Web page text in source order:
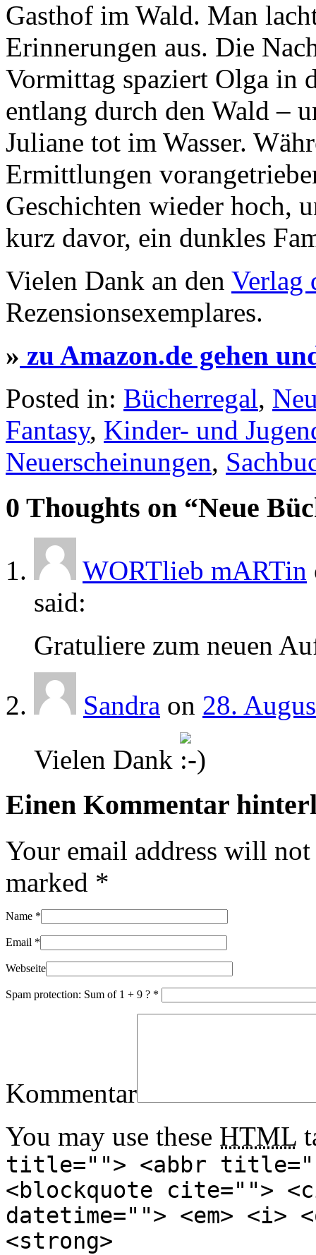
Gasthof im Wald. Man
Erinnerungen aus. Die
Vormittag spaziert Olga in
entlang durch den Wald –
Juliane tot im Wasser.
Ermittlungen
Geschichten wieder hoch,
kurz davor, ein dunkles
Vielen Dank an den Verlag
Rezensionsexemplares.
» zu Amazon.de gehen
Posted in: Bücherregal,
Fantasy, Kinder- und
Neuerscheinungen,
0 Thoughts on “Neue
WORTlieb mARTin
said:
Gratuliere zum neuen
Sandra on 28.
Vielen Dank
Einen Kommentar
Your email address will
marked *
Name *
Email *
Webseite
Spam protection: Sum of 1 + 9 ? *
Kommentar
You may use these HTML
title=""> <abbr
<blockquote cite="">
datetime=""> <em>
<strong>